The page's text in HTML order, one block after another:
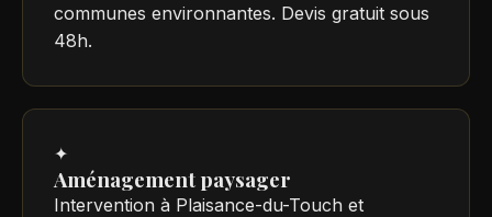
communes environnantes. Devis gratuit sous
48h.
✦
Aménagement paysager
Intervention à Plaisance-du-Touch et